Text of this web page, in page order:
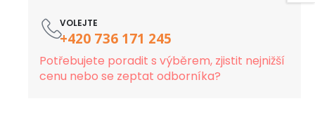
VOLEJTE
+420 736 171 245
Potřebujete poradit s výběrem, zjistit nejnižší
cenu nebo se zeptat odborníka?